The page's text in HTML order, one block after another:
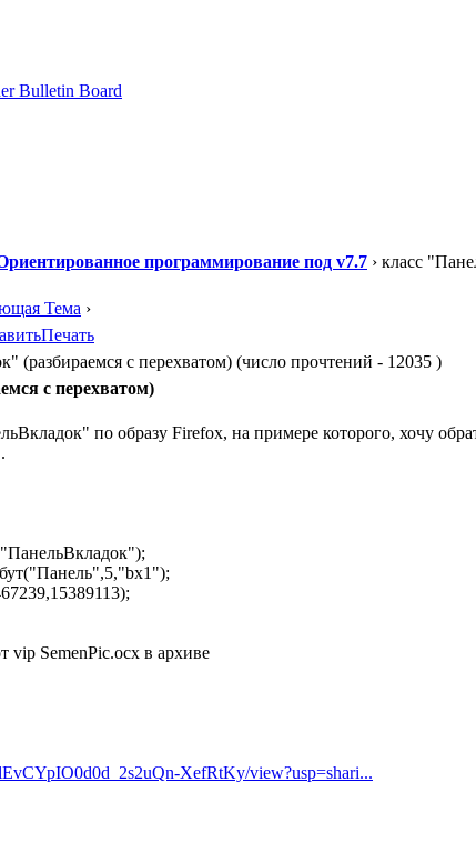
программирование под v7.7 › класс
Тема ›
Печать
(разбираемся с перехватом) (число прочтений - 12035 )
с перехватом)
по образу Firefox, на примере которого, хочу
vip SemenPic.ocx в архиве
XefRtKy/view?usp=shari...